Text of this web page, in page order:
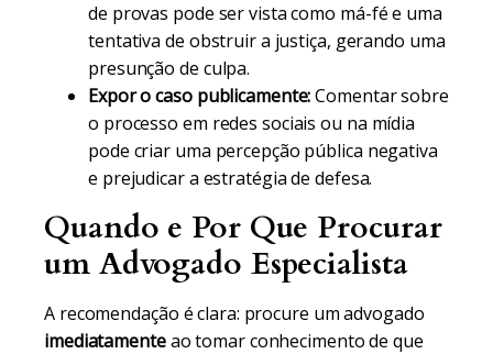
de provas pode ser vista como má-fé e uma
tentativa de obstruir a justiça, gerando uma
presunção de culpa.
Expor o caso publicamente:Comentar sobre
o processo em redes sociais ou na mídia
pode criar uma percepção pública negativa
e prejudicar a estratégia de defesa.
Quando e Por Que Procurar
um Advogado Especialista
A recomendação é clara: procure um advogado
imediatamenteao tomar conhecimento de que